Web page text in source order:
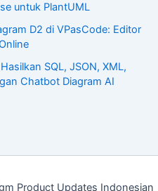
untuk PlantUML
D2 di VPasCode: Editor
SQL, JSON, XML,
Chatbot Diagram AI
Product Updates Indonesian